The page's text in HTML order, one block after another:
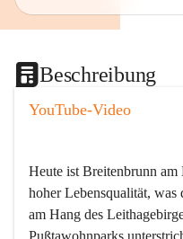
Beschreibung
YouTube-Video
Heute ist Breitenbrunn am
hoher Lebensqualität, was
am Hang des
Pußtawohnparks